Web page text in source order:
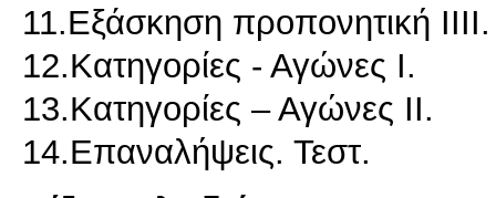
11.Εξάσκηση προπονητική ΙΙΙΙ.
12.Κατηγορίες - Αγώνες Ι.
13.Κατηγορίες – Αγώνες ΙΙ.